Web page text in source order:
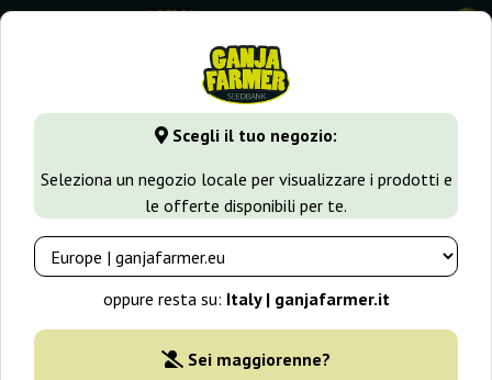
Scegli il tuo negozio:
Seleziona un negozio locale per visualizzare i prodotti e
le offerte disponibili per te.
oppure resta su: Italy | ganjafarmer.it
Sei maggiorenne?
0
GanjaFarmer.it Varietà di Cannabis Orange Haze
-25%
+ omaggi